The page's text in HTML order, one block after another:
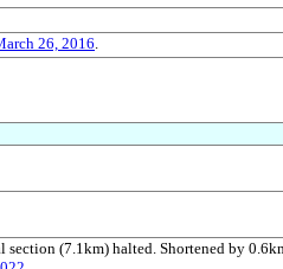
26, 2016.
(7.1km) halted. Shortened by